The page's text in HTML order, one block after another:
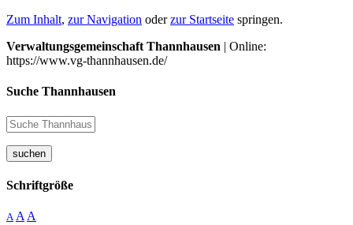
Zum Inhalt, zur Navigation oderzur Startseite springen.
Verwaltungsgemeinschaft Thannhausen | Online:
https://www.vg-thannhausen.de/
Suche Thannhausen
suchen
Schriftgröße
A A A